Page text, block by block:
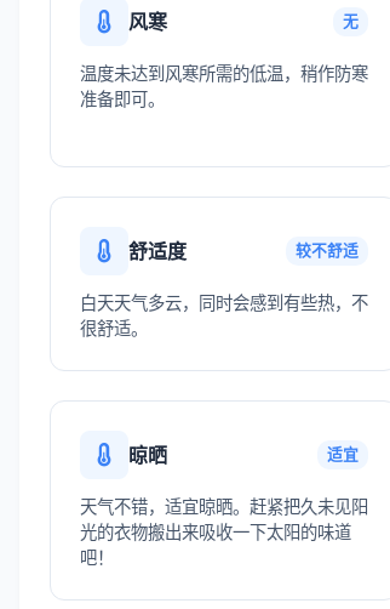
风寒 无
温度未达到风寒所需的低温，稍作防寒
准备即可。
舒适度 较不舒适
白天天气多云，同时会感到有些热，不
很舒适。
晾晒 适宜
天气不错，适宜晾晒。赶紧把久未见阳
光的衣物搬出来吸收一下太阳的味道
吧！